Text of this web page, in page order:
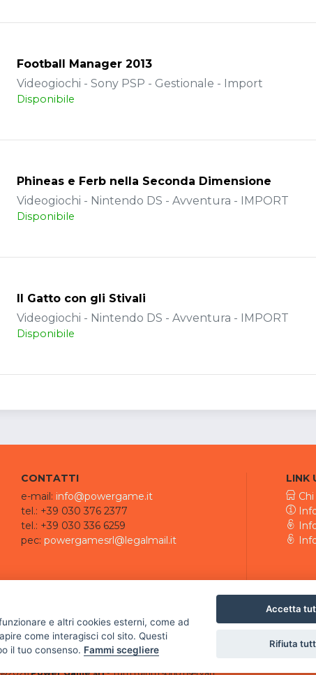
Football Manager 2013
Videogiochi - Sony PSP - Gestionale - Import
Disponibile
Phineas e Ferb nella Seconda Dimensione
Videogiochi - Nintendo DS - Avventura - IMPORT
Disponibile
Il Gatto con gli Stivali
Videogiochi - Nintendo DS - Avventura - IMPORT
Disponibile
CONTATTI
e-mail: info@powergame.it
tel.: +39 030 376 2377
tel.: +39 030 336 6259
pec: powergamesrl@legalmail.it
LINK
©2026 Power Game srl- Tutti i diritti sono riservati.
e altri cookies esterni, come ad
come interagisci col sito. Questi
il tuo consenso. Fammi scegliere
Accetta
Rifiuta